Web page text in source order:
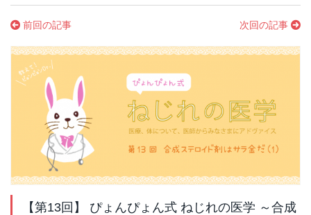
前回の記事 次回の記事
【第13回】 ぴょんぴょん式 ねじれの医学 ～合成